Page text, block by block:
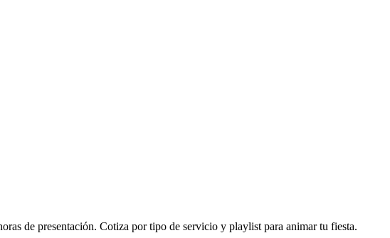
de presentación. Cotiza por tipo de servicio y playlist para animar tu fiesta.